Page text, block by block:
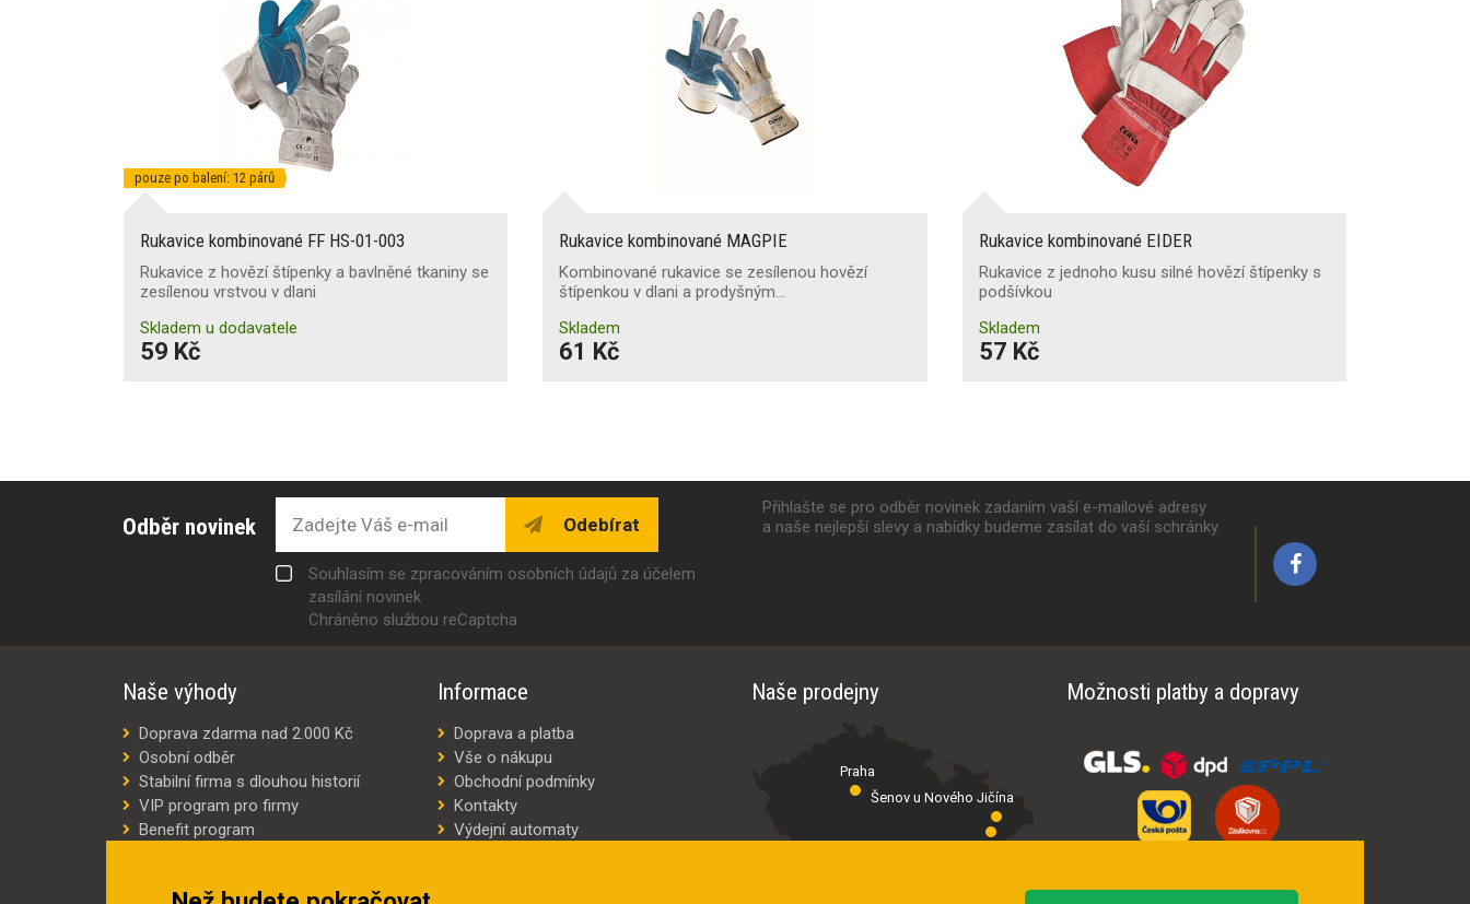
pouze po balení: 12 párů
Rukavice kombinované FF HS-01-003
Rukavice z hovězí štípenky a bavlněné tkaniny se
zesílenou vrstvou v dlani
Skladem u dodavatele
59 Kč
Rukavice kombinované MAGPIE
Kombinované rukavice se zesílenou hovězí
štípenkou v dlani a prodyšným…
Skladem
61 Kč
Rukavice kombinované EIDER
Rukavice z jednoho kusu silné hovězí štípenky s
podšívkou
Skladem
57 Kč
Odběr novinek Odebírat
Souhlasím se zpracováním osobních údajů za účelem
zasílání novinek
Chráněno službou reCaptcha
Přihlašte se pro odběr novinek zadaním vaší e-mailové adresy
a naše nejlepší slevy a nabídky budeme zasílat do vaší schránky.
Naše výhody
Doprava zdarma nad 2.000 Kč
Osobní odběr
Stabilní firma s dlouhou historií
VIP program pro firmy
Benefit program
Informace
Doprava a platba
Vše o nákupu
Obchodní podmínky
Kontakty
Výdejní automaty
Naše prodejny
Praha
Šenov u Nového Jičína
Možnosti platby a dopravy